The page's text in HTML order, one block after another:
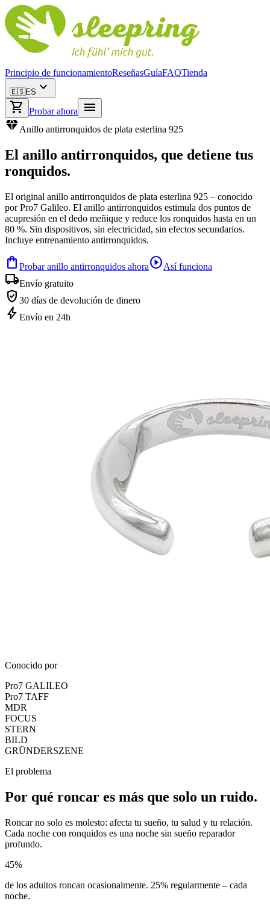
Principio de funcionamientoReseñasGuíaFAQTienda
🇪🇸ES expand_more
shopping_cart
Probar ahora
menu
diamondAnillo antirronquidos de plata esterlina 925
El anillo antirronquidos, que detiene tus
ronquidos.
El original anillo antirronquidos de plata esterlina 925 – conocido
por Pro7 Galileo. El anillo antirronquidos estimula dos puntos de
acupresión en el dedo meñique y reduce los ronquidos hasta en un
80 %. Sin dispositivos, sin electricidad, sin efectos secundarios.
Incluye entrenamiento antirronquidos.
shopping_bag Probar anillo antirronquidos ahoraplay_circleAsí funciona
local_shippingEnvío gratuito
verified_user 30 días de devolución de dinero
bolt Envío en 24h
Conocido por
Pro7 GALILEO
Pro7 TAFF
MDR
FOCUS
STERN
BILD
GRÜNDERSZENE
El problema
Por qué roncar es más que solo un ruido.
Roncar no solo es molesto: afecta tu sueño, tu salud y tu relación.
Cada noche con ronquidos es una noche sin sueño reparador
profundo.
45%
de los adultos roncan ocasionalmente. 25% regularmente – cada
noche.